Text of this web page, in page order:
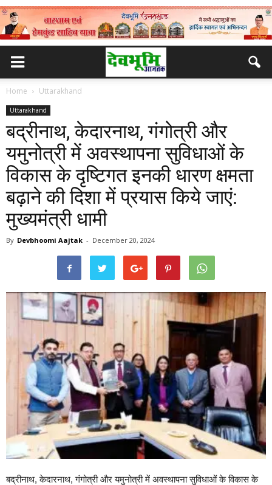
Home Uttarakhand
Uttarakhand
बद्रीनाथ, केदारनाथ, गंगोत्री और
यमुनोत्री में अवस्थापना सुविधाओं के
विकास के दृष्टिगत इनकी धारण क्षमता
बढ़ाने की दिशा में प्रयास किये जाएं:
मुख्यमंत्री धामी
By Devbhoomi Aajtak - December 20, 2024
बद्रीनाथ, केदारनाथ, गंगोत्री और यमुनोत्री में अवस्थापना सुविधाओं के विकास के